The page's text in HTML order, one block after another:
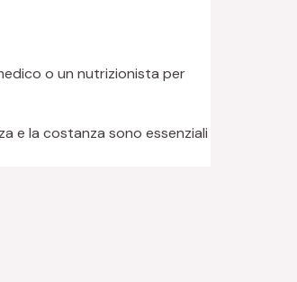
o un nutrizionista per
e la costanza sono essenziali